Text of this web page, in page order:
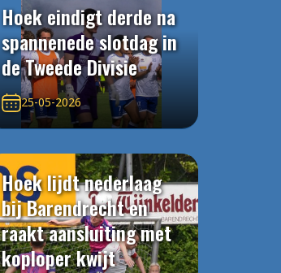
Hoek eindigt derde na
spannenede slotdag in
de Tweede Divisie
25-05-2026
Hoek lijdt nederlaag
bij Barendrecht en
raakt aansluiting met
koploper kwijt